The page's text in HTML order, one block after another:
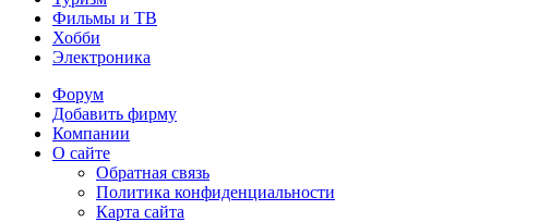
Фильмы и ТВ
Хобби
Электроника
Форум
Добавить фирму
Компании
О сайте
Обратная связь
Политика конфиденциальности
Карта сайта